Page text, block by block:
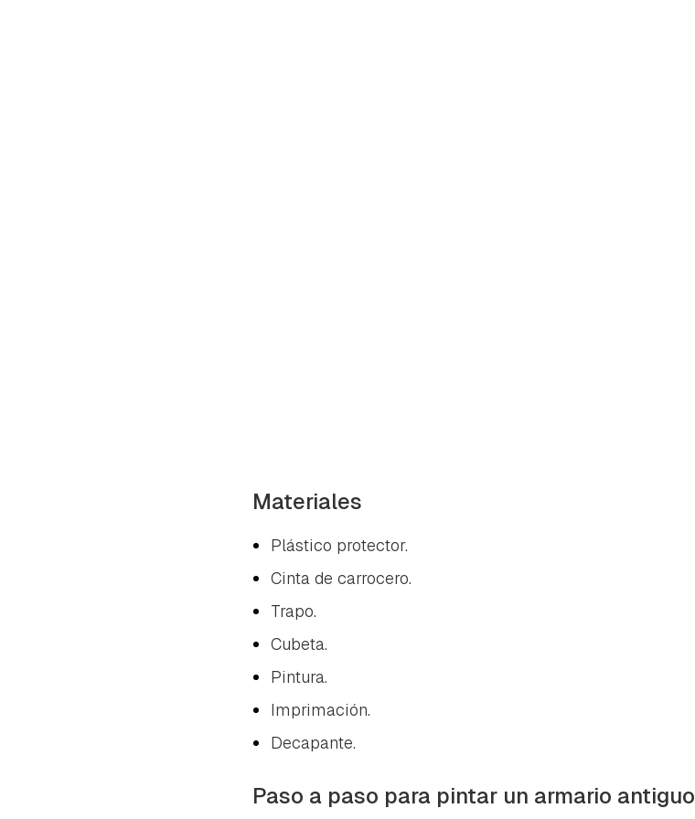
Materiales
Plástico protector.
Cinta de carrocero.
Trapo.
Cubeta.
Pintura.
Imprimación.
Decapante.
Paso a paso para pintar un armario antiguo